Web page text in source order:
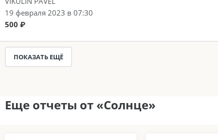
19 февраля 2023 в 07:30
500 ₽
ПОКАЗАТЬ ЕЩЁ
Еще отчеты от «Солнце»